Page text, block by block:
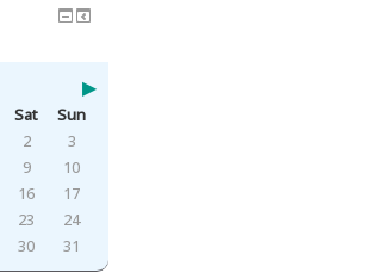
▶︎
Sat
Sun
2
3
9
10
16
17
23
24
30 31